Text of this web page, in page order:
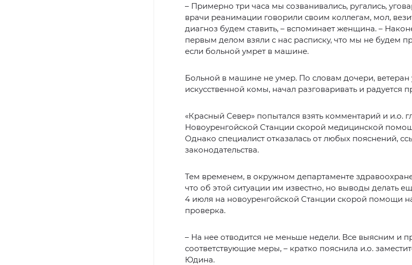
– Примерно три часа мы созванивались, ругались,
врачи реанимации говорили своим коллегам, мол,
диагноз будем ставить, – вспоминает женщина. –
первым делом взяли с нас расписку, что мы не будем
если больной умрет в машине.
Больной в машине не умер. По словам дочери,
искусственной комы, начал разговаривать и радуется
«Красный Север» попытался взять комментарий и и.о.
Новоуренгойской Станции скорой медицинской
Однако специалист отказалась от любых пояснений,
законодательства.
Тем временем, в окружном департаменте
что об этой ситуации им известно, но выводы делать
4 июля на новоуренгойской Станции скорой помощи
проверка.
– На нее отводится не меньше недели. Все выясним и
соответствующие меры, – кратко пояснила и.о.
Юдина.